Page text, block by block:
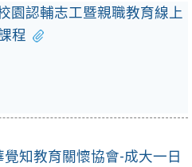
園認輔志工暨親職教育線上
程
覺知教育關懷協會-成大一日